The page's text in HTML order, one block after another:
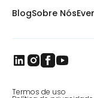
BlogSobre Nós
Termos de uso